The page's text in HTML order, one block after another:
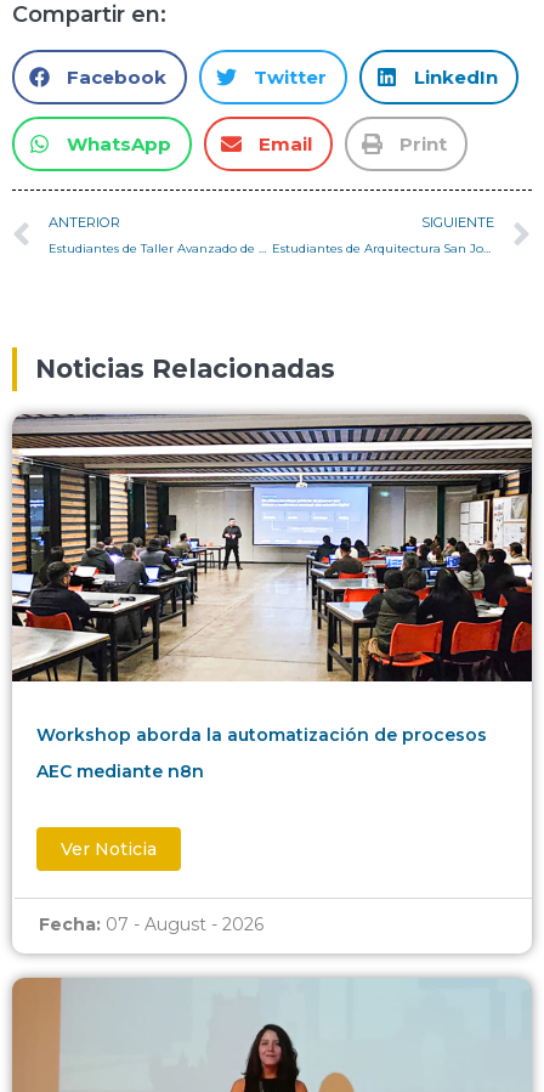
Compartir en:
Facebook Twitter LinkedIn
WhatsApp Email Print
ANTERIOR
Estudiantes de Taller Avanzado de San Joaquín diseñó y construyó un muro ventilado que utiliza el principio de Bernoulli
SIGUIENTE
Estudiantes de Arquitectura San Joaquín visitan proyecto Rooftop de Lira y Tuckermann Arquitectos
Noticias Relacionadas
Workshop aborda la automatización de procesos
AEC mediante n8n
Ver Noticia
Fecha: 07 - August - 2026